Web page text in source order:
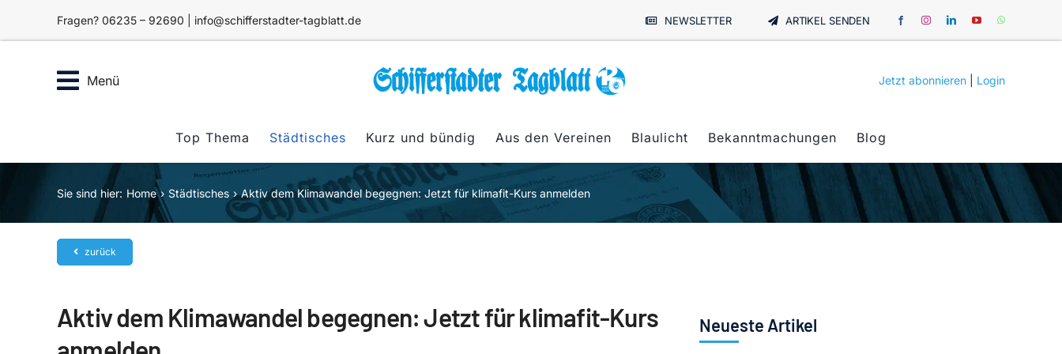
Fragen? 06235 – 92690 | info@schifferstadter-tagblatt.de NEWSLETTER ARTIKEL SENDEN
Menü Jetzt abonnieren Login
Top Thema Städtisches Kurz und bündig Aus den Vereinen Blaulicht Bekanntmachungen Blog
Sie sind hier: Home Städtisches Aktiv dem Klimawandel begegnen: Jetzt für klimafit-Kurs anmelden
zurück
Aktiv dem Klimawandel begegnen: Jetzt für klimafit-Kurs
Neueste Artikel